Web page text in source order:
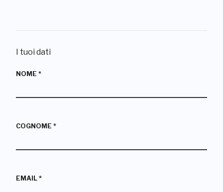
I tuoi dati
NOME *
COGNOME *
EMAIL *